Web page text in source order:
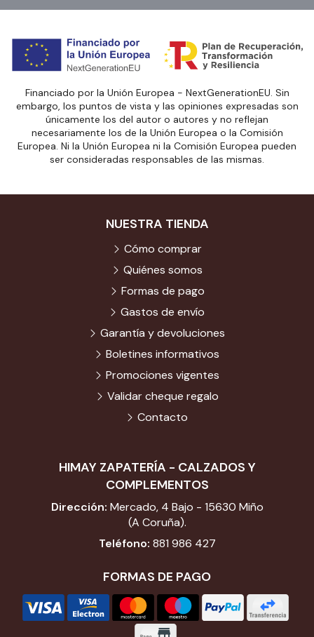
Financiado por la Unión Europea - NextGenerationEU. Sin
embargo, los puntos de vista y las opiniones expresadas son
únicamente los del autor o autores y no reflejan
necesariamente los de la Unión Europea o la Comisión
Europea. Ni la Unión Europea ni la Comisión Europea pueden
ser consideradas responsables de las mismas.
HIMAY ZAPATERÍA - CALZADOS Y
COMPLEMENTOS
Dirección: Mercado, 4 Bajo - 15630 Miño
(A Coruña).
Teléfono: 881 986 427
FORMAS DE PAGO
NUESTRA TIENDA
Cómo comprar
Quiénes somos
Formas de pago
Gastos de envío
Garantía y devoluciones
Boletines informativos
Promociones vigentes
Validar cheque regalo
Contacto